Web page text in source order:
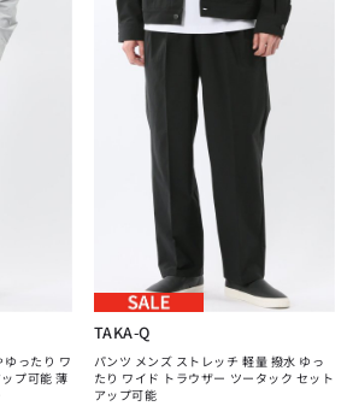
ったり ワ
プ可能 薄
TAKA-Q
パンツ メンズ ストレッチ 軽量 撥水 ゆっ
たり ワイド トラウザー ツータック セット
アップ可能